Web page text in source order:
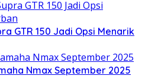
GTR 150 Jadi Opsi Menarik
Nmax September 2025